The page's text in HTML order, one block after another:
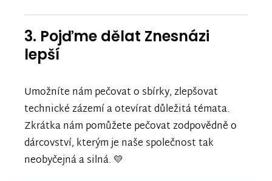
3. Pojďme dělat Znesnázi
lepší
Umožníte nám pečovat o sbírky, zlepšovat
technické zázemí a otevírat důležitá témata.
Zkrátka nám pomůžete pečovat zodpovědně o
dárcovství, kterým je naše společnost tak
neobyčejná a silná. 💛